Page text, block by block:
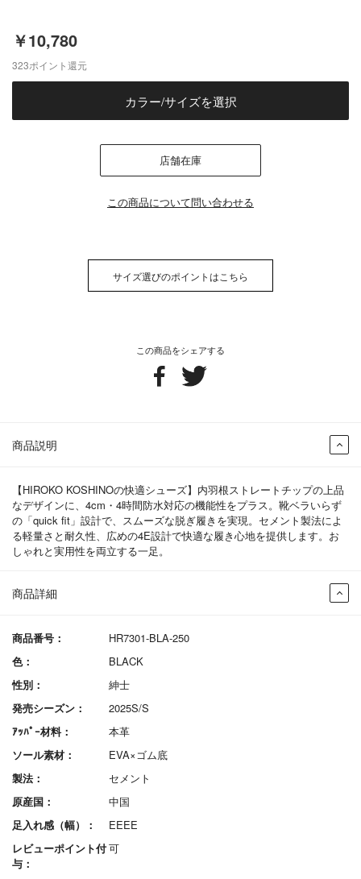
￥10,780
商品詳細
商品番号：
HR7301-BLA-250
色：
BLACK
性別：
紳士
発売シーズン：
2025S/S
ｱｯﾊﾟｰ材料：
本革
ソール素材：
EVA×ゴム底
製法：
セメント
原産国：
中国
足入れ感（幅）：
EEEE
レビューポイント付
与：
可
この商品をシェアする
商品説明
【HIROKO KOSHINOの快適シューズ】内羽根ストレートチップの上品
なデザインに、4cm・4時間防水対応の機能性をプラス。靴ベラいらず
の「quick fit」設計で、スムーズな脱ぎ履きを実現。セメント製法によ
る軽量さと耐久性、広めの4E設計で快適な履き心地を提供します。お
しゃれと実用性を両立する一足。
323ポイント還元
カラー/サイズを選択
店舗在庫
この商品について問い合わせる
サイズ選びのポイントはこちら